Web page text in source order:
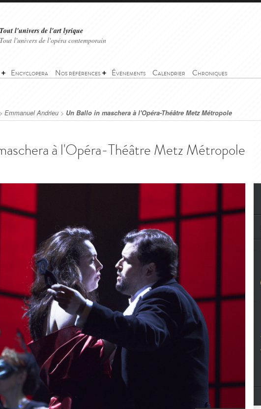
Tout l'univers de l'art lyrique
Tout l'univers de l'opéra contemporain
Encyclopera Nos références Événements Calendrier Chroniques
> Emmanuel Andrieu > Un Ballo in maschera à l'Opéra-Théâtre Metz Métropole
à l'Opéra-Théâtre Metz Métropole